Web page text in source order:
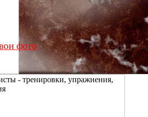
фото